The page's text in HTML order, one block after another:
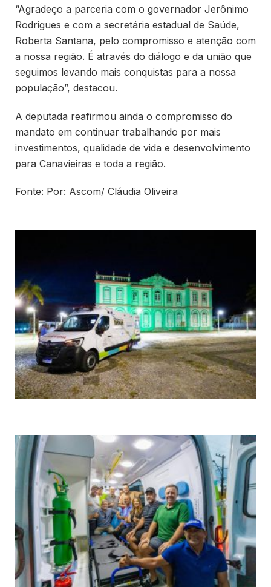
“Agradeço a parceria com o governador Jerônimo
Rodrigues e com a secretária estadual de Saúde,
Roberta Santana, pelo compromisso e atenção com
a nossa região. É através do diálogo e da união que
seguimos levando mais conquistas para a nossa
população”, destacou.
A deputada reafirmou ainda o compromisso do
mandato em continuar trabalhando por mais
investimentos, qualidade de vida e desenvolvimento
para Canavieiras e toda a região.
Fonte: Por: Ascom/ Cláudia Oliveira